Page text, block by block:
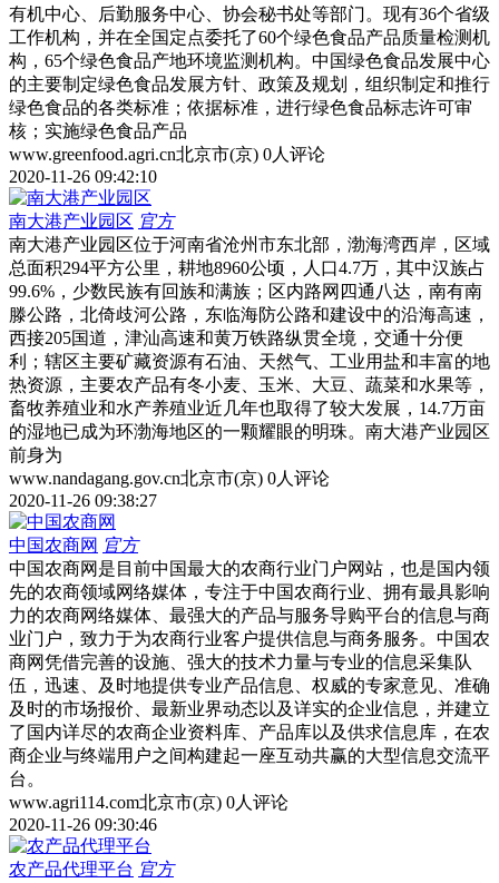
有机中心、后勤服务中心、协会秘书处等部门。现有36个省级
工作机构，并在全国定点委托了60个绿色食品产品质量检测机
构，65个绿色食品产地环境监测机构。中国绿色食品发展中心
的主要制定绿色食品发展方针、政策及规划，组织制定和推行
绿色食品的各类标准；依据标准，进行绿色食品标志许可审
核；实施绿色食品产品
www.greenfood.agri.cn北京市(京) 0人评论
2020-11-26 09:42:10
南大港产业园区 官方
南大港产业园区位于河南省沧州市东北部，渤海湾西岸，区域
总面积294平方公里，耕地8960公顷，人口4.7万，其中汉族占
99.6%，少数民族有回族和满族；区内路网四通八达，南有南
滕公路，北倚歧河公路，东临海防公路和建设中的沿海高速，
西接205国道，津汕高速和黄万铁路纵贯全境，交通十分便
利；辖区主要矿藏资源有石油、天然气、工业用盐和丰富的地
热资源，主要农产品有冬小麦、玉米、大豆、蔬菜和水果等，
畜牧养殖业和水产养殖业近几年也取得了较大发展，14.7万亩
的湿地已成为环渤海地区的一颗耀眼的明珠。南大港产业园区
前身为
www.nandagang.gov.cn北京市(京) 0人评论
2020-11-26 09:38:27
中国农商网 官方
中国农商网是目前中国最大的农商行业门户网站，也是国内领
先的农商领域网络媒体，专注于中国农商行业、拥有最具影响
力的农商网络媒体、最强大的产品与服务导购平台的信息与商
业门户，致力于为农商行业客户提供信息与商务服务。中国农
商网凭借完善的设施、强大的技术力量与专业的信息采集队
伍，迅速、及时地提供专业产品信息、权威的专家意见、准确
及时的市场报价、最新业界动态以及详实的企业信息，并建立
了国内详尽的农商企业资料库、产品库以及供求信息库，在农
商企业与终端用户之间构建起一座互动共赢的大型信息交流平
台。
www.agri114.com北京市(京) 0人评论
2020-11-26 09:30:46
农产品代理平台 官方